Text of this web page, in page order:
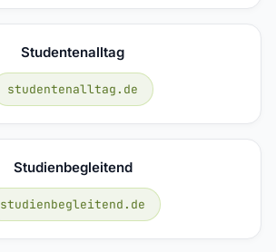
Studentenalltag
studentenalltag.de
Studienbegleitend
studienbegleitend.de